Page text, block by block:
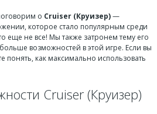
о Cruiser (Круизер)—
которое стало популярным среди
еще не все! Мы также затронем тему его
возможностей в этой игре. Если вы
понять, как максимально использовать
Cruiser (Круизер)